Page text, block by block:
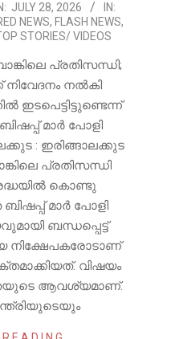
JULY 28, 2026
IN:
NEWS, FLASH NEWS,
STORIES/ VIDEOS
പ്രതിസന്ധി;
നിവേദനം നൽകി
ഇടപെട്ടിട്ടുണ്ടെന്ന്
മാർ പോളി
: ഇരിങ്ങാലക്കുട
പ്രതിസന്ധി
കൊണ്ടു
മാർ പോളി
ബന്ധപ്പെട്ട്
നിക്ഷേപകരോടാണ്
വിഷയം
ആവശ്യമാണ്.